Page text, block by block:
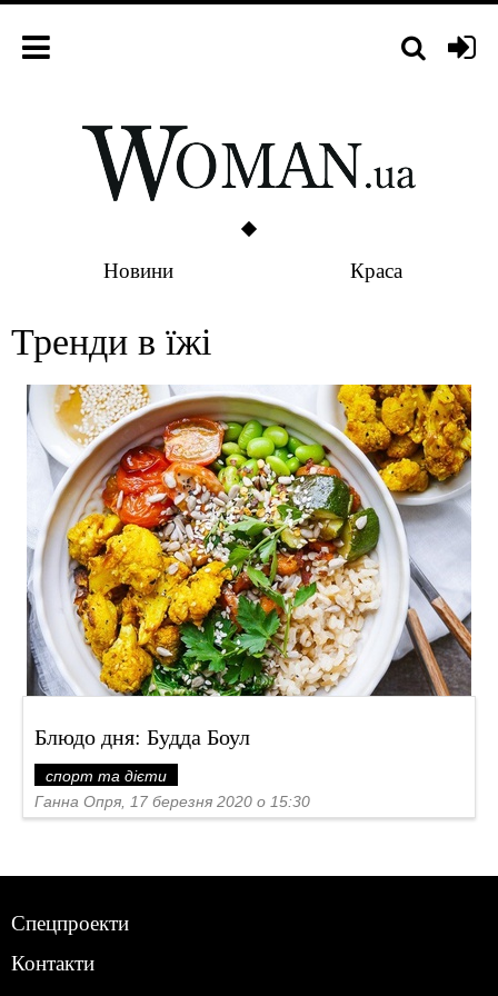
Новини Краса
Тренди в їжі
Блюдо дня: Будда Боул
спорт та дієти
Ганна Опря, 17 березня 2020 о 15:30
Спецпроекти
Контакти